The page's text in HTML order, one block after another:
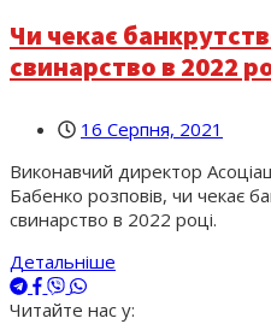
Чи чекає
свинарство в 2022
16 Серпня, 2021
Виконавчий директор
Бабенко розповів, чи чекає
свинарство в 2022 році.
Детальніше
Читайте нас у: